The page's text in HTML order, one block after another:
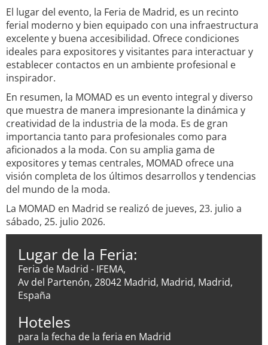
El lugar del evento, la Feria de Madrid, es un recinto
ferial moderno y bien equipado con una infraestructura
excelente y buena accesibilidad. Ofrece condiciones
ideales para expositores y visitantes para interactuar y
establecer contactos en un ambiente profesional e
inspirador.
En resumen, la MOMAD es un evento integral y diverso
que muestra de manera impresionante la dinámica y
creatividad de la industria de la moda. Es de gran
importancia tanto para profesionales como para
aficionados a la moda. Con su amplia gama de
expositores y temas centrales, MOMAD ofrece una
visión completa de los últimos desarrollos y tendencias
del mundo de la moda.
La MOMAD en Madrid se realizó de jueves, 23. julio a
sábado, 25. julio 2026.
Lugar de la Feria:
Feria de Madrid - IFEMA,
Av del Partenón, 28042 Madrid, Madrid, Madrid,
España
Hoteles
para la fecha de la feria en Madrid